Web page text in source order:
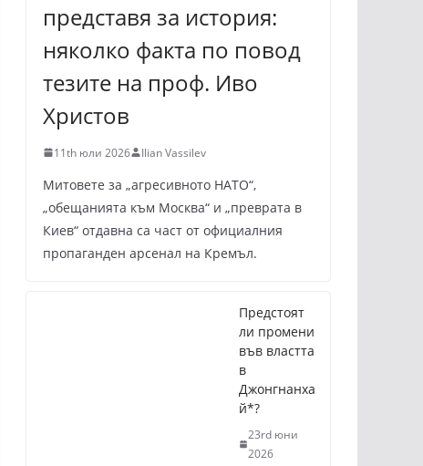
представя за история:
няколко факта по повод
тезите на проф. Иво
Христов
11th юли 2026 Ilian Vassilev
Митовете за „агресивното НАТО“,
„обещанията към Москва“ и „преврата в
Киев“ отдавна са част от официалния
пропаганден арсенал на Кремъл.
Предстоят
ли промени
във властта
в
Джонгнанха
й*?
23rd юни
2026